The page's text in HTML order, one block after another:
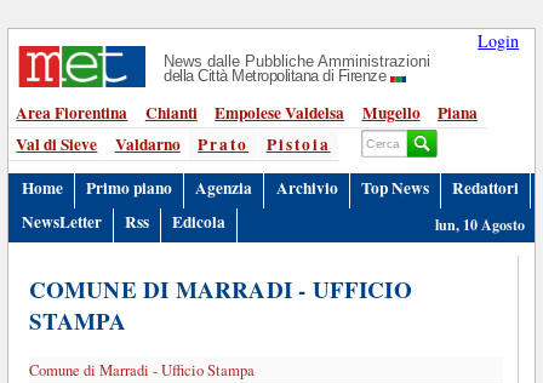
Login
News dalle Pubbliche Amministrazioni
della Città Metropolitana di Firenze
Area Fiorentina Chianti Empolese Valdelsa Mugello
Piana
Val di Sieve
Valdarno Prato
Pistoia
Home
Primo piano Agenzia Archivio Top News
Redattori
NewsLetter
Rss Edicola lun, 10 Agosto
COMUNE DI MARRADI - UFFICIO
STAMPA
Comune di Marradi - Ufficio Stampa